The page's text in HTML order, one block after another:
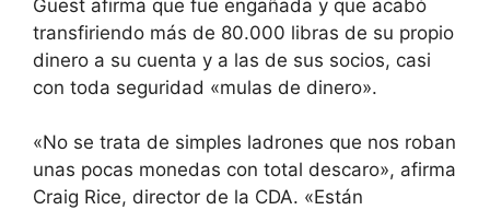
Guest afirma que fue engañada y que acabó
transfiriendo más de 80.000 libras de su propio
dinero a su cuenta y a las de sus socios, casi
con toda seguridad «mulas de dinero».
«No se trata de simples ladrones que nos roban
unas pocas monedas con total descaro», afirma
Craig Rice, director de la CDA. «Están